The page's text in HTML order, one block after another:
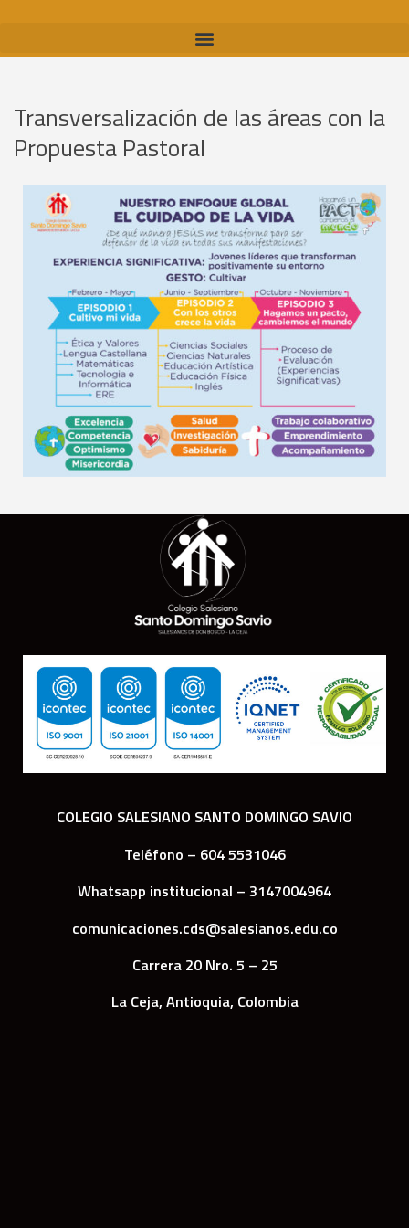
Transversalización de las áreas con la
Propuesta Pastoral
COLEGIO SALESIANO SANTO DOMINGO SAVIO
Teléfono – 604 5531046
Whatsapp institucional – 3147004964
comunicaciones.cds@salesianos.edu.co
Carrera 20 Nro. 5 – 25
La Ceja, Antioquia, Colombia